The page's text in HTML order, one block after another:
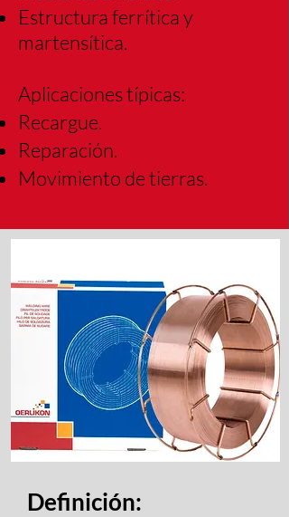
Estructura ferrítica y
martensítica.
Aplicaciones típicas:
Recargue.
Reparación.
Movimiento de tierras.
Definición: